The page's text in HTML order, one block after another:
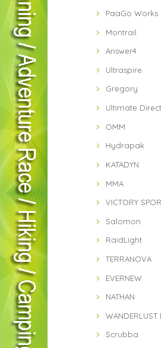
PaaGo Works
Montrail
Answer4
Ultraspire
Gregory
Ultimate
OMM
Hydrapak
KATADYN
MMA
VICTORY
Salomon
RaidLight
TERRANOVA
EVERNEW
NATHAN
WANDERLUST
Scrubba